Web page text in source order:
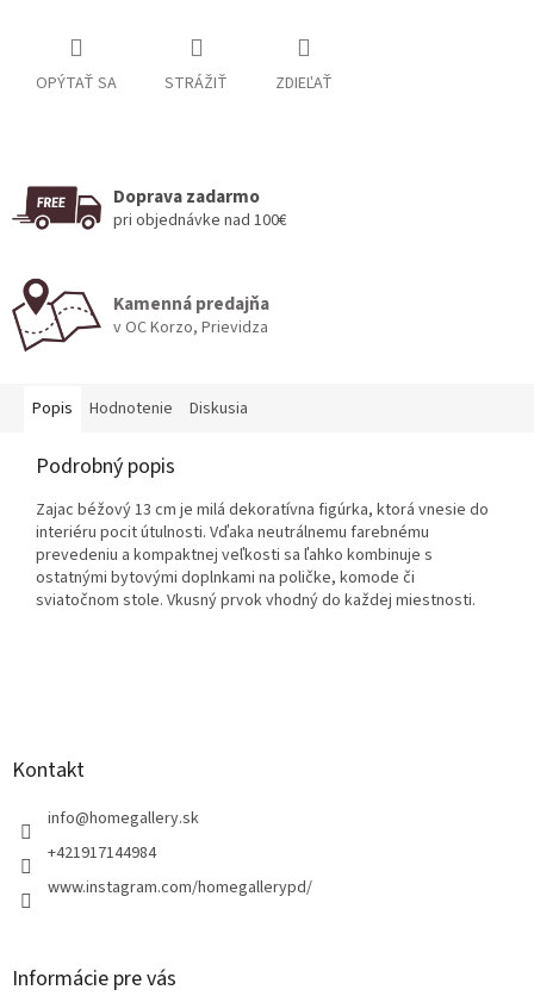
OPÝTAŤ SA STRÁŽIŤ ZDIEĽAŤ
Doprava zadarmo
pri objednávke nad 100€
Kamenná predajňa
v OC Korzo, Prievidza
Popis Hodnotenie Diskusia
Podrobný popis
Zajac béžový 13 cm je milá dekoratívna figúrka, ktorá vnesie do
interiéru pocit útulnosti. Vďaka neutrálnemu farebnému
prevedeniu a kompaktnej veľkosti sa ľahko kombinuje s
ostatnými bytovými doplnkami na poličke, komode či
sviatočnom stole. Vkusný prvok vhodný do každej miestnosti.
Kontakt
info@homegallery.sk
+421917144984
www.instagram.com/homegallerypd/
Informácie pre vás